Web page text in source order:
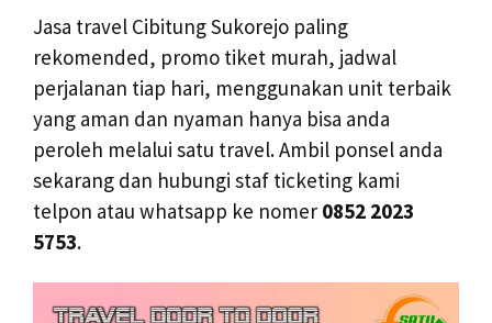
Jasa travel Cibitung Sukorejo paling
rekomended, promo tiket murah, jadwal
perjalanan tiap hari, menggunakan unit terbaik
yang aman dan nyaman hanya bisa anda
peroleh melalui satu travel. Ambil ponsel anda
sekarang dan hubungi staf ticketing kami
telpon atau whatsapp ke nomer 0852 2023
5753.